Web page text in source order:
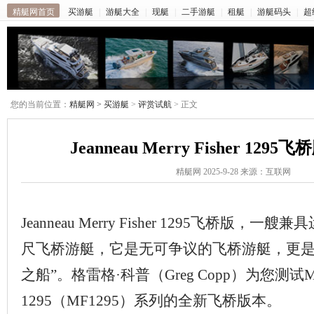
精艇网首页 买游艇 游艇大全 现艇 二手游艇 租艇 游艇码头 超
您的当前位置： 精艇网 > 买游艇 > 评赏试航 > 正文
Jeanneau Merry Fisher 1295飞
精艇网 2025-9-28 来源：互联网
Jeanneau Merry Fisher 1295飞桥版，一艘兼
尺飞桥游艇，它是无可争议的飞桥游艇，更
之船”。格雷格·科普（Greg Copp）为您测试
1295（MF1295）系列的全新飞桥版本。